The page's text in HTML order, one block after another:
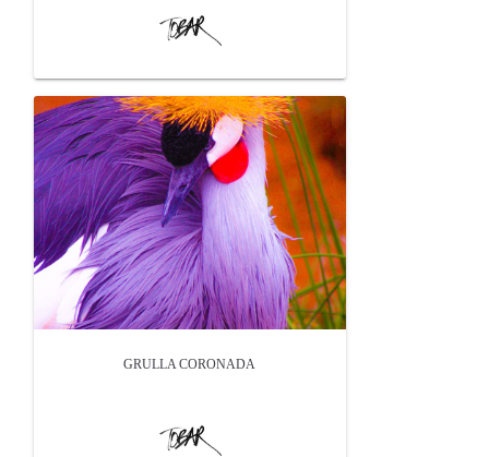
GRULLA CORONADA